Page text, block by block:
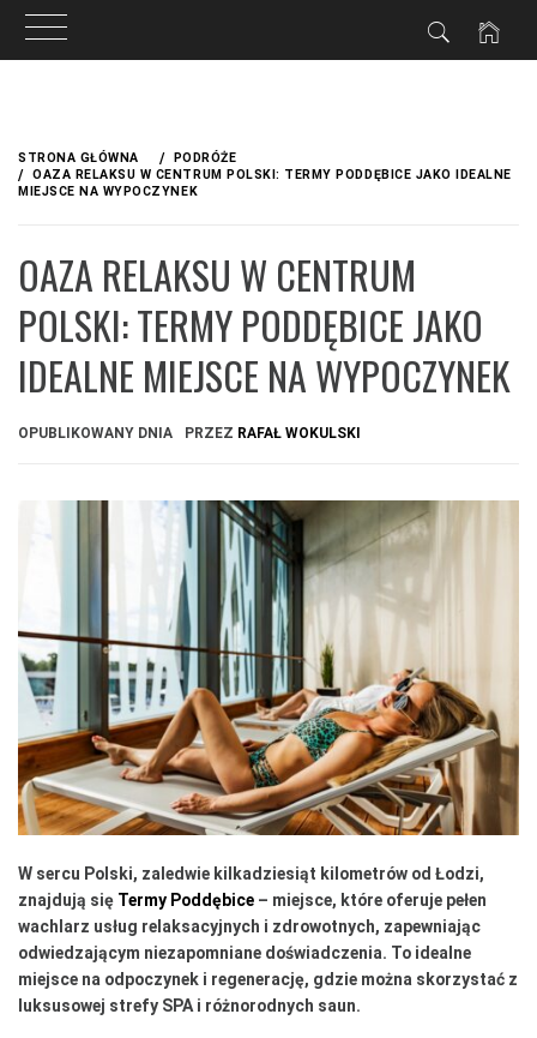
treściSTRONA GŁÓWNA
PODRÓŻE
OAZA RELAKSU W CENTRUM POLSKI: TERMY PODDĘBICE JAKO IDEALNE
MIEJSCE NA WYPOCZYNEK
OAZA RELAKSU W CENTRUM
POLSKI: TERMY PODDĘBICE JAKO
IDEALNE MIEJSCE NA WYPOCZYNEK
OPUBLIKOWANY DNIA PRZEZ RAFAŁ WOKULSKI
W sercu Polski, zaledwie kilkadziesiąt kilometrów od Łodzi,
znajdują się Termy Poddębice – miejsce, które oferuje pełen
wachlarz usług relaksacyjnych i zdrowotnych, zapewniając
odwiedzającym niezapomniane doświadczenia. To idealne
miejsce na odpoczynek i regenerację, gdzie można skorzystać z
luksusowej strefy SPA i różnorodnych saun.